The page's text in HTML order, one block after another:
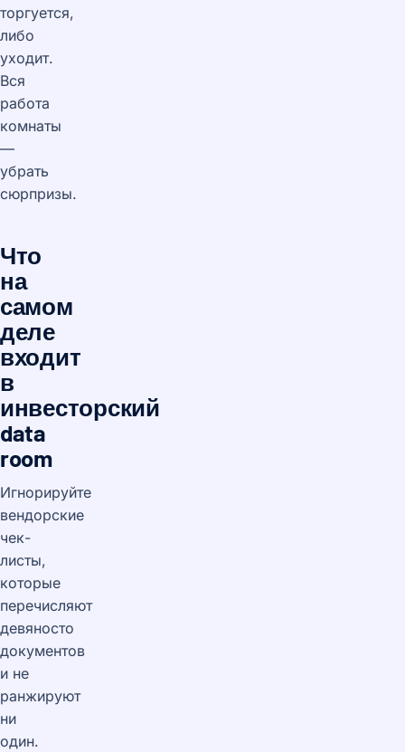
торгуется,
либо
уходит.
Вся
работа
комнаты
—
убрать
сюрпризы.
Что
на
самом
деле
входит
в
инвесторский
data
room
Игнорируйте
вендорские
чек-
листы,
которые
перечисляют
девяносто
документов
и не
ранжируют
ни
один.